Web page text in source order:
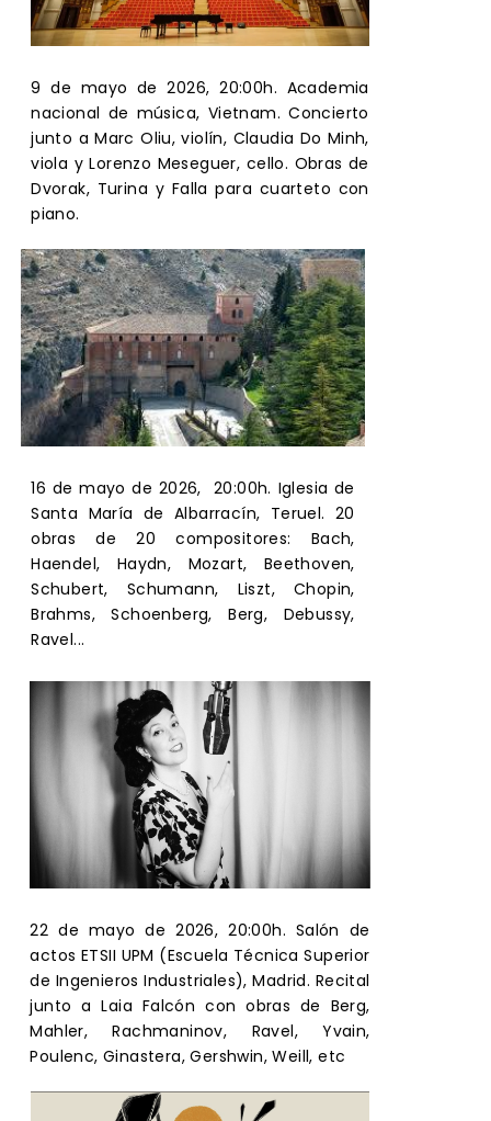
9 de mayo de 2026, 20:00h. Academia
nacional de música, Vietnam. Concierto
junto a Marc Oliu, violín, Claudia Do Minh,
viola y Lorenzo Meseguer, cello. Obras de
Dvorak, Turina y Falla para cuarteto con
piano.
16 de mayo de 2026, 20:00h. Iglesia de
Santa María de Albarracín, Teruel. 20
obras de 20 compositores: Bach,
Haendel, Haydn, Mozart, Beethoven,
Schubert, Schumann, Liszt, Chopin,
Brahms, Schoenberg, Berg, Debussy,
Ravel...
22 de mayo de 2026, 20:00h. Salón de
actos ETSII UPM (Escuela Técnica Superior
de Ingenieros Industriales), Madrid. Recital
junto a Laia Falcón con obras de Berg,
Mahler, Rachmaninov, Ravel, Yvain,
Poulenc, Ginastera, Gershwin, Weill, etc